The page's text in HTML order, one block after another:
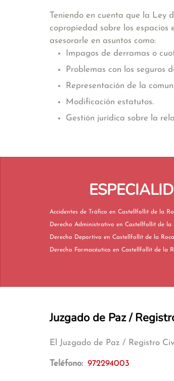
Teniendo en cuenta que la Ley
copropiedad sobre los
asesorarle en asuntos como:
Impagos de derramas o
Problemas con los seguros
Representación de la
Modificación estatutos.
Gestión jurídica sobre la
Accidentes de Tráfico en Castellfollit de la
Derecho Administrativo en Castellfollit
Derecho Deportivo en Castellfollit de la Roca
Derecho Farmacéutico en Castellfollit de
Juzgado de Paz /
El Juzgado de Paz / Registro
Teléfono: 972294003